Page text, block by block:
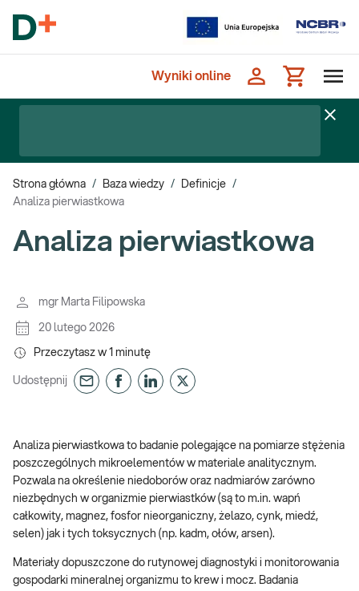
Wyniki online
Strona główna / Baza wiedzy / Definicje /
Analiza pierwiastkowa
Analiza pierwiastkowa
mgr Marta Filipowska
20 lutego 2026
Przeczytasz w 1 minutę
Udostępnij
Analiza pierwiastkowa to badanie polegające na pomiarze stężenia
poszczególnych mikroelementów w materiale analitycznym.
Pozwala na określenie niedoborów oraz nadmiarów zarówno
niezbędnych w organizmie pierwiastków (są to m.in. wapń
całkowity, magnez, fosfor nieorganiczny, żelazo, cynk, miedź,
selen) jak i tych toksycznych (np. kadm, ołów, arsen).
Materiały dopuszczone do rutynowej diagnostyki i monitorowania
gospodarki mineralnej organizmu to krew i mocz. Badania